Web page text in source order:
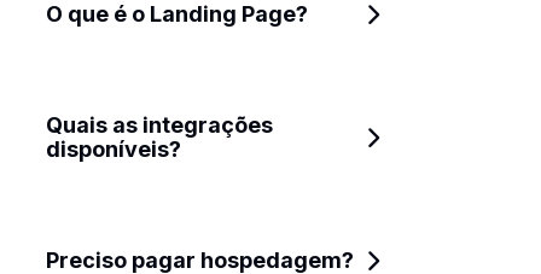
O que é o Landing Page?
Quais as integrações
disponíveis?
Preciso pagar hospedagem?